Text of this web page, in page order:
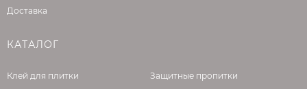
Доставка
КАТАЛОГ
Клей для плитки
Защитные пропитки